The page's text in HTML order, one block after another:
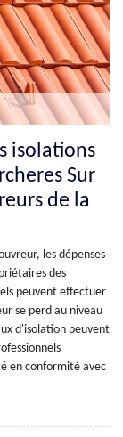
isolations
Sur
de la
les dépenses
des
peuvent effectuer
se perd au niveau
d'isolation peuvent
en conformité avec